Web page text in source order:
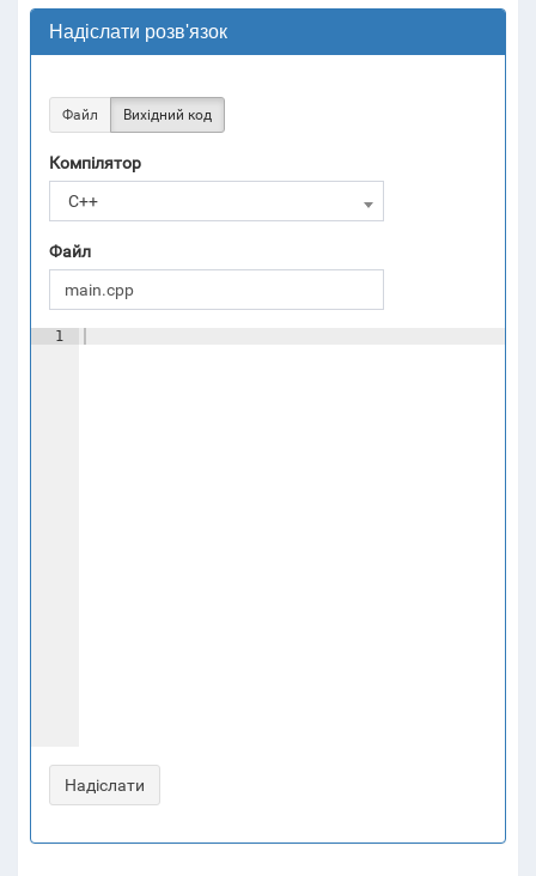
Надіслати розв'язок
Файл Вихідний код
Компілятор
C++
Файл
1